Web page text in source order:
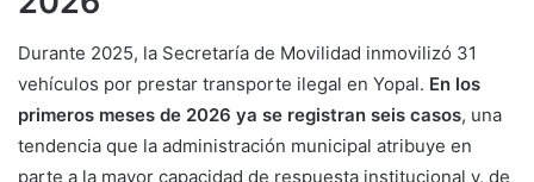
Durante 2025, la Secretaría de Movilidad inmovilizó 31
vehículos por prestar transporte ilegal en Yopal. En los
primeros meses de 2026 ya se registran seis casos, una
tendencia que la administración municipal atribuye en
parte a la mayor capacidad de respuesta institucional y, de